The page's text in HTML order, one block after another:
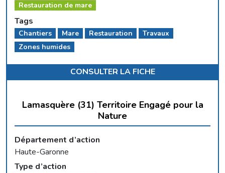
Restauration de mare
Tags
Chantiers Mare Restauration
Travaux
Zones humides
CONSULTER LA FICHE
Lamasquère (31) Territoire Engagé pour la
Nature
Département d’action
Haute-Garonne
Type d’action